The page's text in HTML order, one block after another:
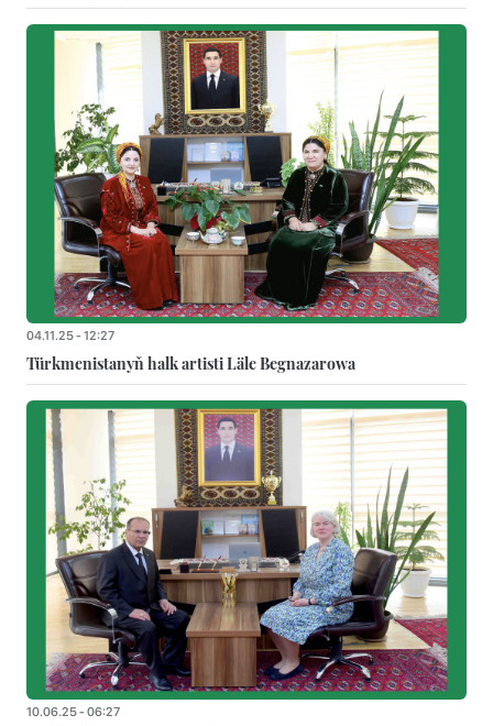
04.11.25 - 12:27
Türkmenistanyň halk artisti Läle Begnazarowa
10.06.25 - 06:27